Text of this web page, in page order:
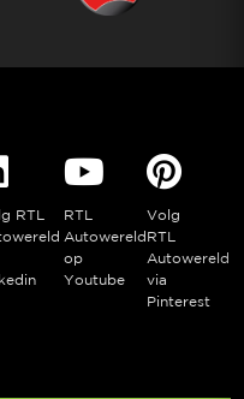
RTL
RTL
Autowereld
op
Youtube
Volg
RTL
Autowereld
via
Pinterest